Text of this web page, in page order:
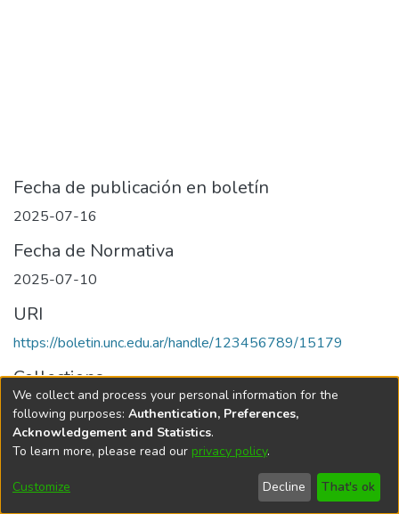
Fecha de publicación en boletín
2025-07-16
Fecha de Normativa
2025-07-10
URI
https://boletin.unc.edu.ar/handle/123456789/15179
Collections
Edición 013/2025 del 16 de julio de 2025
Universidad Nacional de Córdoba
We collect and process your personal information for the
following purposes: Authentication, Preferences,
Acknowledgement and Statistics.
To learn more, please read our privacy policy.
Customize Decline That's ok